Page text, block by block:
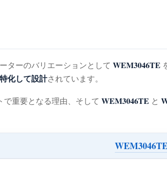
ターのバリエーションとして WEM3046TE
化して設計されています。
で重要となる理由、そして WEM3046TE と